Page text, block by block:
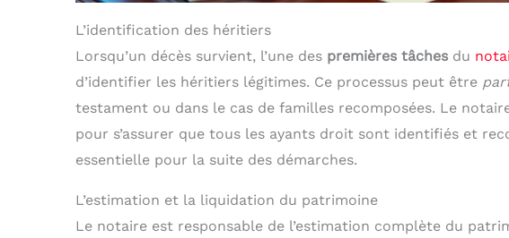
L’identification des héritiers
Lorsqu’un décès survient, l’une des premières tâches du
d’identifier les héritiers légitimes. Ce processus peut être
testament ou dans le cas de familles recomposées. Le
pour s’assurer que tous les ayants droit sont identifiés et
essentielle pour la suite des démarches.
L’estimation et la liquidation du patrimoine
Le notaire est responsable de l’estimation complète du